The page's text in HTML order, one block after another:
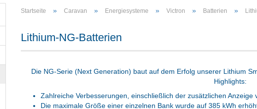
Startseite » Caravan » Energiesysteme » Victron » Batterien »
Lithium-NG-Batterien
Die NG-Serie (Next Generation) baut auf dem Erfolg unserer Lithium
Highlights:
Zahlreiche Verbesserungen, einschließlich der zusätzlichen
Die maximale Größe einer einzelnen Bank wurde auf 385 kWh